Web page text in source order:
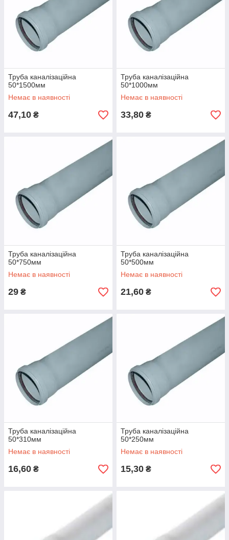
Труба каналізаційна
50*1500мм
Немає в наявності
47,10 ₴
Труба каналізаційна
50*1000мм
Немає в наявності
33,80 ₴
Труба каналізаційна
50*750мм
Немає в наявності
29 ₴
Труба каналізаційна
50*500мм
Немає в наявності
21,60 ₴
Труба каналізаційна
50*310мм
Немає в наявності
16,60 ₴
Труба каналізаційна
50*250мм
Немає в наявності
15,30 ₴